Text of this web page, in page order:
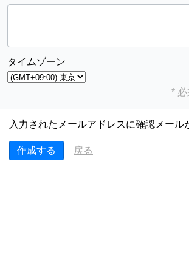
タイムゾーン
*
入力されたメールアドレスに確認メール
戻る